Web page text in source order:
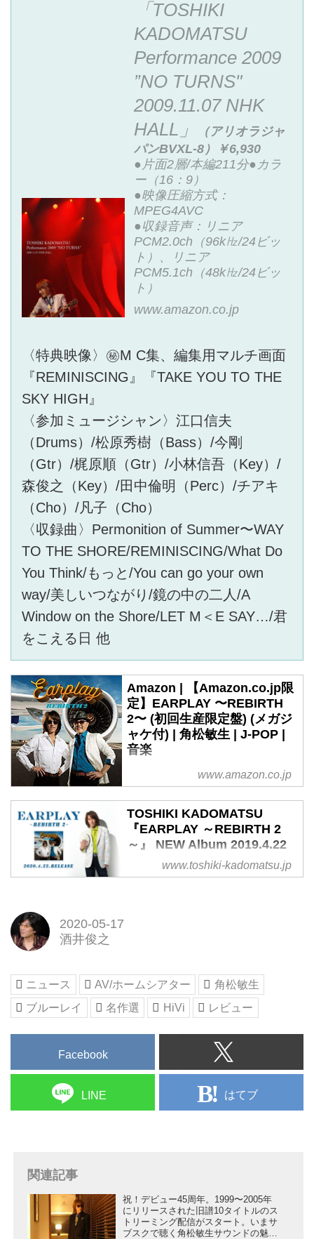
「TOSHIKI
KADOMATSU
Performance 2009
”NO TURNS"
2009.11.07 NHK
HALL」
（アリオラジャ
パンBVXL-8）￥6,930
●片面2層/本編211分●カラ
ー（16：9）
●映像圧縮方式：
MPEG4AVC
●収録音声：リニア
PCM2.0ch（96k㎐/24ビッ
ト）、リニア
PCM5.1ch（48k㎐/24ビッ
ト）
www.amazon.co.jp
〈特典映像〉㊙M C集、編集用マルチ画面
『REMINISCING』『TAKE YOU TO THE
SKY HIGH』
〈参加ミュージシャン〉江口信夫
（Drums）/松原秀樹（Bass）/今剛
（Gtr）/梶原順（Gtr）/小林信吾（Key）/
森俊之（Key）/田中倫明（Perc）/チアキ
（Cho）/凡子（Cho）
〈収録曲〉Permonition of Summer〜WAY
TO THE SHORE/REMINISCING/What Do
You Think/もっと/You can go your own
way/美しいつながり/鏡の中の二人/A
Window on the Shore/LET M＜E SAY…/君
をこえる日 他
Amazon | 【Amazon.co.jp限
定】EARPLAY 〜REBIRTH
2〜 (初回生産限定盤) (メガジ
ャケ付) | 角松敏生 | J-POP |
音楽
【Amazon.co.jp限定】EARPLAY
〜REBIRTH 2〜 (初回生産限定盤)
(メガジャケ付)がJ-POPストアで
いつでもお買い得。当日お急ぎ便
対象商品は、当日お届け可能で
す。アマゾン配送商品は、通常配
送無料（一部除く）。
www.amazon.co.jp
TOSHIKI KADOMATSU
『EARPLAY ～REBIRTH 2
～』 NEW Album 2019.4.22
in stores｜TOSHIKI
KADOMATSU Official Site
www.toshiki-kadomatsu.jp
2020-05-17
酒井俊之
ニュース AV/ホームシアター
角松敏生
ブルーレイ
名作選 HiVi レビュー
Facebook
LINE はてブ
関連記事
祝！デビュー45周年。1999〜2005年
にリリースされた旧譜10タイトルのス
トリーミング配信がスタート。いまサ
ブスクで聴く角松敏生サウンドの魅力